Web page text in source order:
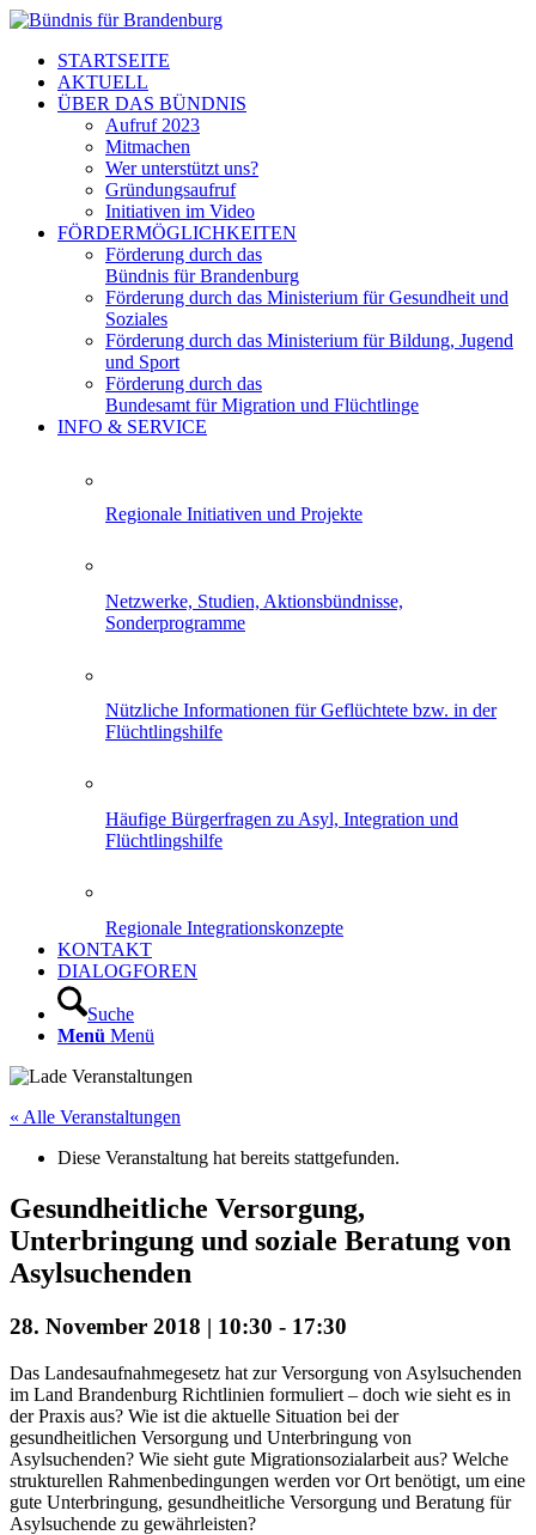
STARTSEITE
AKTUELL
ÜBER DAS BÜNDNIS
Aufruf 2023
Mitmachen
Wer unterstützt uns?
Gründungsaufruf
Initiativen im Video
FÖRDERMÖGLICHKEITEN
Förderung durch das
Bündnis für Brandenburg
Förderung durch das Ministerium für Gesundheit und
Soziales
Förderung durch das Ministerium für Bildung, Jugend
und Sport
Förderung durch das
Bundesamt für Migration und Flüchtlinge
INFO & SERVICE
Regionale Initiativen und Projekte
Netzwerke, Studien, Aktionsbündnisse,
Sonderprogramme
Nützliche Informationen für Geflüchtete bzw. in der
Flüchtlingshilfe
Häufige Bürgerfragen zu Asyl, Integration und
Flüchtlingshilfe
Regionale Integrationskonzepte
KONTAKT
DIALOGFOREN
Suche
Menü Menü
« Alle Veranstaltungen
Diese Veranstaltung hat bereits stattgefunden.
Gesundheitliche Versorgung,
Unterbringung und soziale Beratung von
Asylsuchenden
28. November 2018 | 10:30 - 17:30
Das Landesaufnahmegesetz hat zur Versorgung von Asylsuchenden
im Land Brandenburg Richtlinien formuliert – doch wie sieht es in
der Praxis aus? Wie ist die aktuelle Situation bei der
gesundheitlichen Versorgung und Unterbringung von
Asylsuchenden? Wie sieht gute Migrationsozialarbeit aus? Welche
strukturellen Rahmenbedingungen werden vor Ort benötigt, um eine
gute Unterbringung, gesundheitliche Versorgung und Beratung für
Asylsuchende zu gewährleisten?